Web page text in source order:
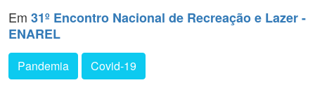
Em 31º Encontro Nacional de Recreação e Lazer -
ENAREL
Pandemia Covid-19